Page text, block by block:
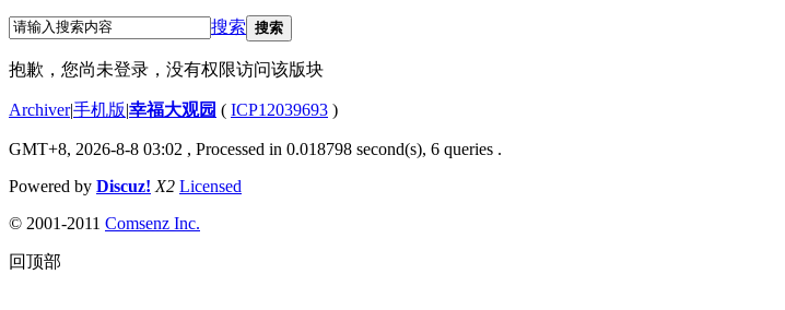
搜索 搜索
抱歉，您尚未登录，没有权限访问该版块
Archiver|手机版|幸福大观园 ( ICP12039693 )
GMT+8, 2026-8-8 03:02 , Processed in 0.018798 second(s), 6 queries .
Powered by Discuz! X2 Licensed
© 2001-2011 Comsenz Inc.
回顶部